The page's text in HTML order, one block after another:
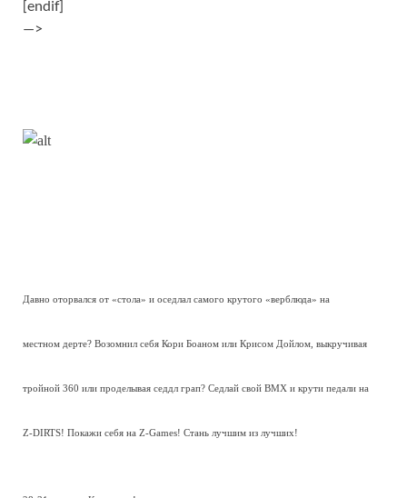
[endif]
—>
Давно оторвался от «стола» и оседлал самого крутого «верблюда» на
местном дерте? Возомнил себя Кори Боаном или Крисом Дойлом, выкручивая
тройной 360 или проделывая седдл грап? Седлай свой BMX и крути педали на
Z-DIRTS! Покажи себя на Z-Games! Стань лучшим из лучших!